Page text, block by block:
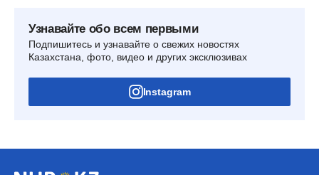
Узнавайте обо всем первыми
Подпишитесь и узнавайте о свежих новостях
Казахстана, фото, видео и других эксклюзивах
Instagram